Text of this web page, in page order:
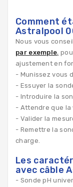
Comment
Astralpool
Nous vous
par exemple,
ajustement en
- Munissez vous
- Essuyer la
- Introduire la
- Attendre que la
- Valider la
- Remettre la
charge.
Les
avec câble
- Sonde pH